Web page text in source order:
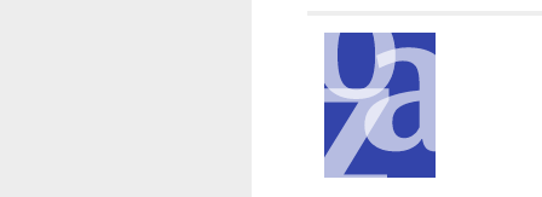
o
u
s
i